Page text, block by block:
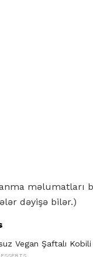
məlumatları
dəyişə bilər.)
Vegan Şaftalı Kobili